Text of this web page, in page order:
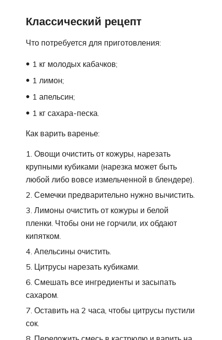
Классический рецепт
Что потребуется для приготовления:
1 кг молодых кабачков;
1 лимон;
1 апельсин;
1 кг сахара-песка.
Как варить варенье:
Овощи очистить от кожуры, нарезать
крупными кубиками (нарезка может быть
любой либо вовсе измельченной в блендере).
Семечки предварительно нужно вычистить.
Лимоны очистить от кожуры и белой
пленки. Чтобы они не горчили, их обдают
кипятком.
Апельсины очистить.
Цитрусы нарезать кубиками.
Смешать все ингредиенты и засыпать
сахаром.
Оставить на 2 часа, чтобы цитрусы пустили
сок.